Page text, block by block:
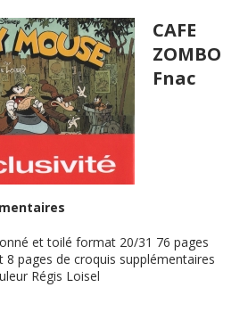
CAFE
ZOMBO
Fnac
et toilé format 20/31 76 pages
pages de croquis supplémentaires
Régis Loisel